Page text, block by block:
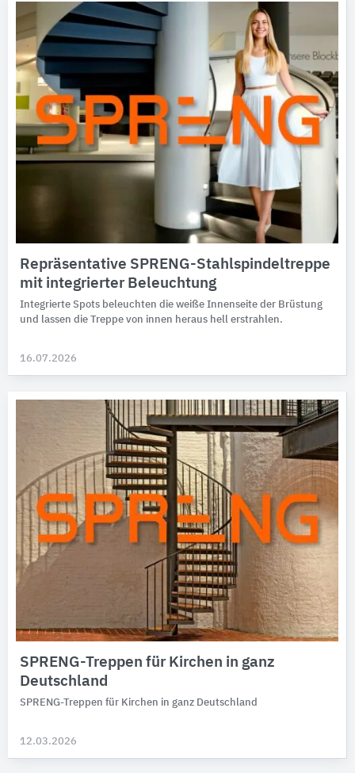
Repräsentative SPRENG-Stahlspindeltreppe
mit integrierter Beleuchtung
Integrierte Spots beleuchten die weiße Innenseite der Brüstung
und lassen die Treppe von innen heraus hell erstrahlen.
16.07.2026
SPRENG-Treppen für Kirchen in ganz
Deutschland
SPRENG-Treppen für Kirchen in ganz Deutschland
12.03.2026